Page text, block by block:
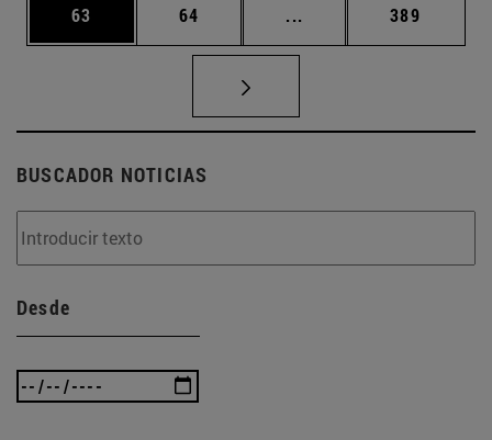
Página
63 Página
64 ... Páginas intermedias
Página
389
BUSCADOR NOTICIAS
Desde